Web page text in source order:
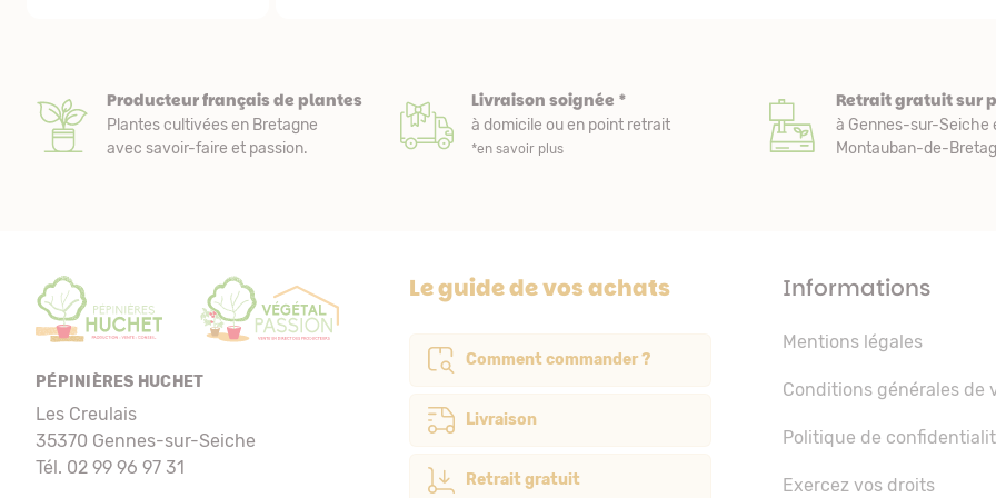
Producteur français de plantes
Plantes cultivées en Bretagne
avec savoir-faire et passion.
Livraison soignée *
à domicile ou en point retrait
*en savoir plus
Retrait gratuit sur
à Gennes-sur-Seiche
Montauban-de-
Le guide de vos achats
Comment commander ?
Livraison
Retrait gratuit
PÉPINIÈRES HUCHET
Les Creulais
35370 Gennes-sur-Seiche
Tél. 02 99 96 97 31
Informations
Mentions légales
Conditions générales de
Politique de
Exercez vos droits